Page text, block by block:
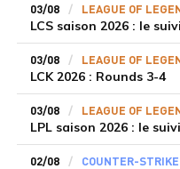
03/08 LEAGUE OF
LCS saison 2026 : le
03/08 LEAGUE OF
LCK 2026 : Rounds 3-4
03/08 LEAGUE OF
LPL saison 2026 : le
02/08 COUNTER-